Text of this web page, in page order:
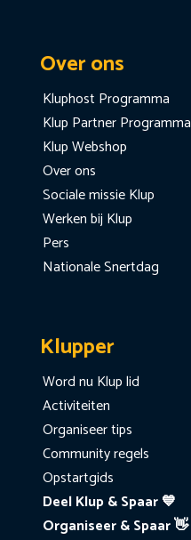
Over ons
Kluphost Programma
Klup Partner Programma
Klup Webshop
Over ons
Sociale missie Klup
Werken bij Klup
Pers
Nationale Snertdag
Klupper
Word nu Klup lid
Activiteiten
Organiseer tips
Community regels
Opstartgids
Deel Klup & Spaar 💙
Organiseer & Spaar 👋